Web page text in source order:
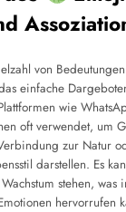
von
einfache
wie
oft verwendet, um
zur Natur
darstellen. Es
stehen, was
hervorrufen